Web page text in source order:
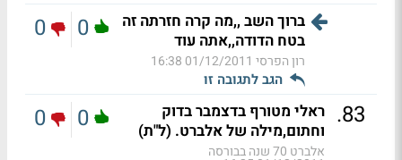
ברוך השב ,,מה קרה חזרתה זה
בטח הדודה,,אתה עוד
רון הפרסי 01/12/2011 16:38
הגב לתגובה זו
0
0
83
. ראלי מטורף בדצמבר בדוק
וחתום,מילה של אלברט. (ל"ת)
אלברט 70 שנה בבורסה
0
0